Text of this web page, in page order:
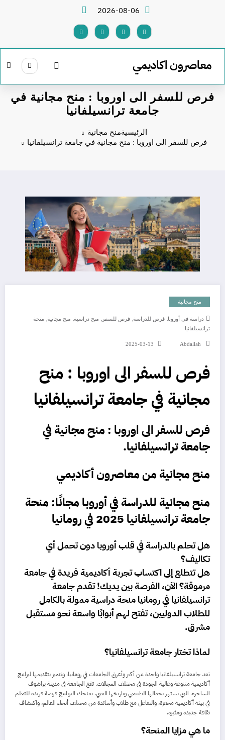
2026-08-06
معاصرون اكاديمي
فرص للسفر الى اوروبا : منح مجانية في
جامعة ترانسيلفانيا
الرئيسيةمنح مجانية
فرص للسفر الى اوروبا : منح مجانية في جامعة ترانسيلفانيا
منح مجانية
دراسة في أوروبا, فرص للدراسة, فرص للسفر , منح دراسية, منح مجانية, منحة
ترانسيلفانيا
Abdallah
2025-03-13
فرص للسفر الى اوروبا : منح
مجانية في جامعة ترانسيلفانيا
فرص للسفر الى اوروبا : منح مجانية في
جامعة ترانسيلفانيا.
منح مجانية من معاصرون أكاديمي
منح مجانية للدراسة في أوروبا مجانًا: منحة
جامعة ترانسيلفانيا 2025 في رومانيا
هل تحلم بالدراسة في قلب أوروبا دون تحمل أي
تكاليف؟
هل تتطلع إلى اكتساب تجربة أكاديمية فريدة في جامعة
مرموقة؟ الآن، الفرصة بين يديك! تقدم جامعة
ترانسيلفانيا في رومانيا منحة دراسية ممولة بالكامل
للطلاب الدوليين، تفتح لهم أبوابًا واسعة نحو مستقبل
مشرق.
لماذا تختار جامعة ترانسيلفانيا؟
تعد جامعة ترانسيلفانيا واحدة من أكبر وأعرق الجامعات في رومانيا، وتتميز بتقديمها لبرامج
أكاديمية متنوعة وعالية الجودة في مختلف المجالات. تقع الجامعة في مدينة براشوف
الساحرة، التي تشتهر بجمالها الطبيعي وتاريخها الغني. يمنحك البرنامج فرصة فريدة للتعلم
في بيئة أكاديمية محفزة، والتفاعل مع طلاب وأساتذة من مختلف أنحاء العالم، واكتشاف
ثقافة جديدة ومثيرة.
ما هي مزايا المنحة؟